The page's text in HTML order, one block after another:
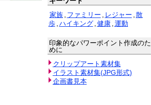
家族 ファミリー レジャー 散
歩 ハイキング 健康 運動
印象的なパワーポイント作成のた
めに
クリップアート素材集
イラスト素材集(JPG形式)
企画書見本